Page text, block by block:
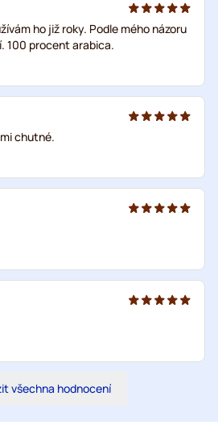
ho již roky. Podle mého názoru
100 procent arabica.
chutné.
všechna hodnocení